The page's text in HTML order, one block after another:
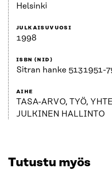
Helsinki
JULKAISUVUOSI
1998
ISBN (NID)
Sitran hanke 5131951-
AIHE
TASA-ARVO, TYÖ,
JULKINEN HALLINTO
Tutustu myös